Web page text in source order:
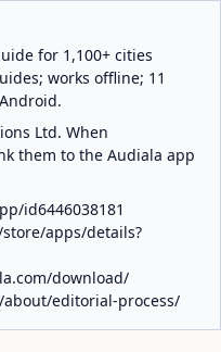
for 1,100+ cities
works offline; 11
Ltd. When
them to the Audiala app
id6446038181
apps/details?
download/
editorial-process/